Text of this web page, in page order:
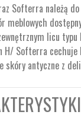
Softerra należą
meblowych
licu typu
H/ Softerra cechuje
skóry antyczne z